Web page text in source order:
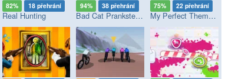
82% 18 přehrání
Real Hunting
94% 38 přehrání
Bad Cat Prankster - Mom’s Return
75% 22 přehrání
My Perfect Theme Park